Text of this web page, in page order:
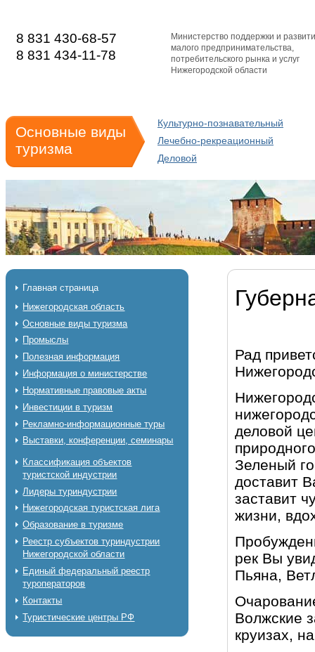
8 831 430-68-57
8 831 434-11-78
Министерство поддержки и
малого предпринимательства,
потребительского рынка и услуг
Нижегородской области
Основные виды
туризма
Культурно-познавательный
Лечебно-рекреационный
Деловой
Главная страница
Нижегородская область
Основные виды туризма
Промыслы
Полезная информация
Информация о министерстве
Нормативные правовые акты
Инвестиции в туризм
Рекламно-информационные туры
Выставки, конференции, семинары
Классификация объектов
туристской индустрии
Лидеры туриндустрии
Нижегородская туристская лига
Образование в туризме
Реестр субъектов туриндустрии
Нижегородской области
Единый федеральный реестр
туроператоров
Контакты
Туристические центры РФ
Рад
деловой
Зеленый
доставит
заставит
жизни,
рек Вы
Пьяна,
Волжские
круизах,